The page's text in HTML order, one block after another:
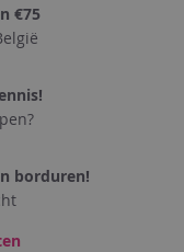
€75
borduren!